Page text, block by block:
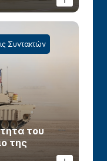
Συντακτών
του
της